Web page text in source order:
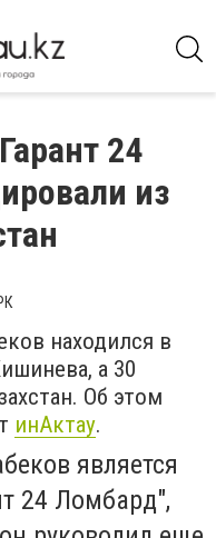
24
из
находился в
а 30
Об этом
инАктау.
является
24 Ломбард",